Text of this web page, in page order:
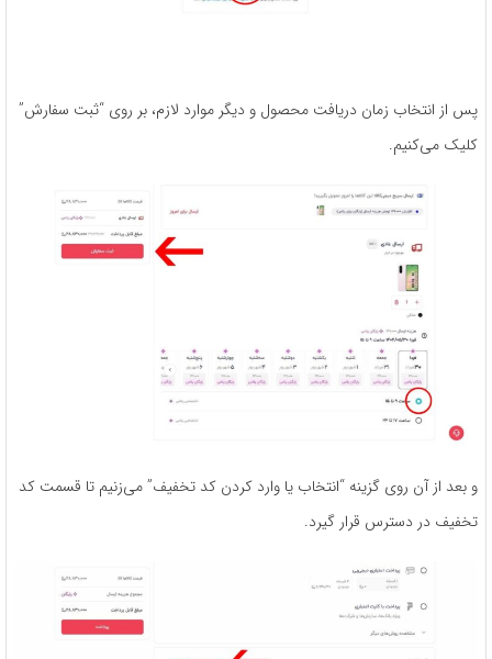
پس از انتخاب زمان دریافت محصول و دیگر موارد لازم، بر روی “ثبت سفارش”
کلیک می‌کنیم.
و بعد از آن روی گزینه “انتخاب یا وارد کردن کد تخفیف” می‌زنیم تا قسمت کد
تخفیف در دسترس قرار گیرد.